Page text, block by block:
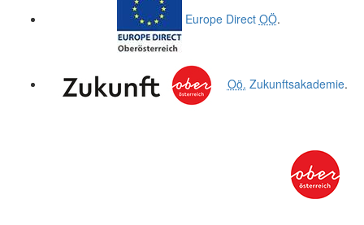
Europe Direct OÖ.
Oö. Zukunftsakademie.